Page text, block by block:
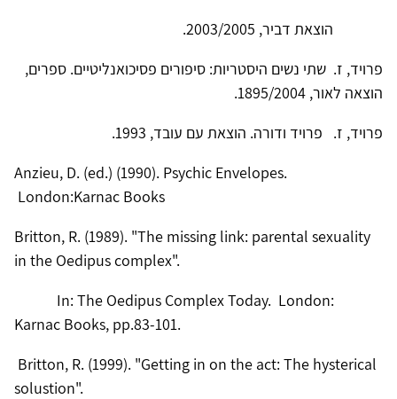
הוצאת דביר, 2003/2005.
פרויד, ז. שתי נשים היסטריות: סיפורים פסיכואנליטיים. ספרים,
הוצאה לאור, 1895/2004.
פרויד, ז. פרויד ודורה. הוצאת עם עובד, 1993.
Anzieu, D. (ed.) (1990). Psychic Envelopes.
London:Karnac Books
Britton, R. (1989). "The missing link: parental sexuality
in the Oedipus complex".
In: The Oedipus Complex Today. London:
Karnac Books, pp.83-101.
Britton, R. (1999). "Getting in on the act: The hysterical
solustion".